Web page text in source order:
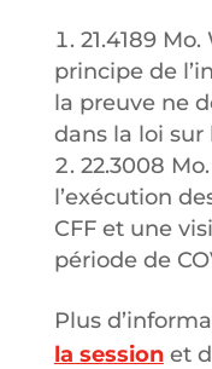
21.4189
principe de
la preuve ne
dans la loi sur
22.3008
l’exécution
CFF et une
période de
Plus
la session et